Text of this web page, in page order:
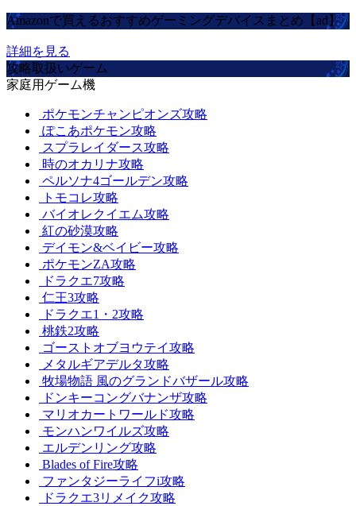
Amazonで買えるおすすめゲーミングデバイスまとめ【ad】
詳細を見る
攻略取扱いゲーム
家庭用ゲーム機
ポケモンチャンピオンズ攻略
ぽこあポケモン攻略
スプラレイダース攻略
時のオカリナ攻略
ペルソナ4ゴールデン攻略
トモコレ攻略
バイオレクイエム攻略
紅の砂漠攻略
デイモン&ベイビー攻略
ポケモンZA攻略
ドラクエ7攻略
仁王3攻略
ドラクエ1・2攻略
桃鉄2攻略
ゴーストオブヨウテイ攻略
メタルギアデルタ攻略
牧場物語 風のグランドバザール攻略
ドンキーコングバナンザ攻略
マリオカートワールド攻略
モンハンワイルズ攻略
エルデンリング攻略
Blades of Fire攻略
ファンタジーライフi攻略
ドラクエ3リメイク攻略